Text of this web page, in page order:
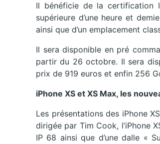
Il bénéficie de la certification
supérieure d’une heure et
ainsi que d’un emplacement
Il sera disponible en pré
partir du 26 octobre. Il sera
prix de 919 euros et enfin 256
iPhone XS et XS Max, les
Les présentations des iPhone
dirigée par Tim Cook, l’iPhone
IP 68 ainsi que d’une dalle «